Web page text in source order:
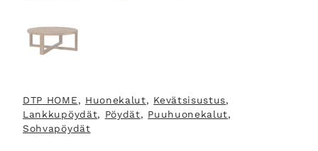
DTP HOME, Huonekalut, Kevätsisustus
Lankkupöydät, Pöydät, Puuhuonekalut
Sohvapöydät